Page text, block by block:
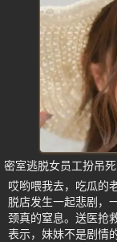
密室逃脱女员工扮吊
哎哟喂我去，吃瓜的
脱店发生一起悲剧，
颈真的窒息。送医抢
表示，妹妹不是剧情